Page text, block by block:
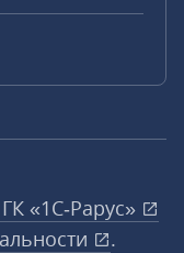
«1С‑Рарус»
.